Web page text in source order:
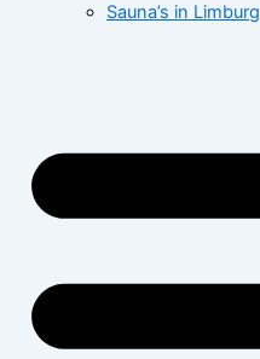
Sauna’s in Limburg